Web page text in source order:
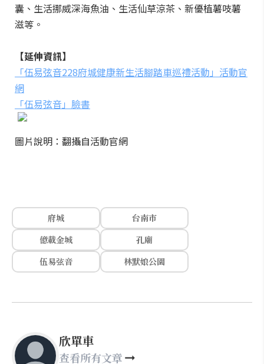
囊、生活挪威深海魚油、生活仙草涼茶、新優植薯吱薯
滋等。
【延伸資訊】
「伍易弦音228府城健康新生活腳踏車巡禮活動」活動官
網
「伍易弦音」臉書
圖片說明：翻攝自活動官網
府城
台南市
億載金城
孔廟
伍易弦音
林默娘公園
欣單車
查看所有文章